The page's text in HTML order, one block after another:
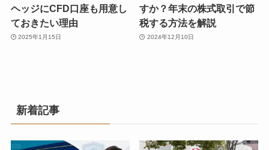
ヘッジにCFD口座も用意し
ておきたい理由
2025年1月15日
すか？年末の株式取引で節
税する方法を解説
2024年12月10日
新着記事